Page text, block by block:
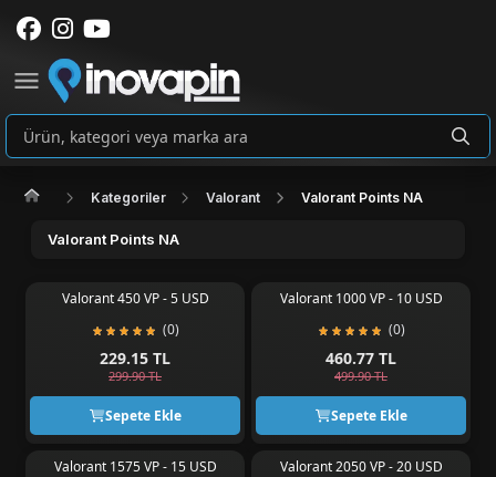
Kategoriler Valorant Valorant Points NA
Valorant Points NA
Valorant 450 VP - 5 USD
(0)
229.15 TL
299.90 TL
Sepete Ekle
Valorant 1000 VP - 10 USD
(0)
460.77 TL
499.90 TL
Sepete Ekle
Valorant 1575 VP - 15 USD
Valorant 2050 VP - 20 USD